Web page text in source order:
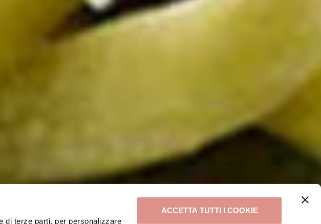
di terze parti, per personalizzare
ACCETTA TUTTI I COOKIE